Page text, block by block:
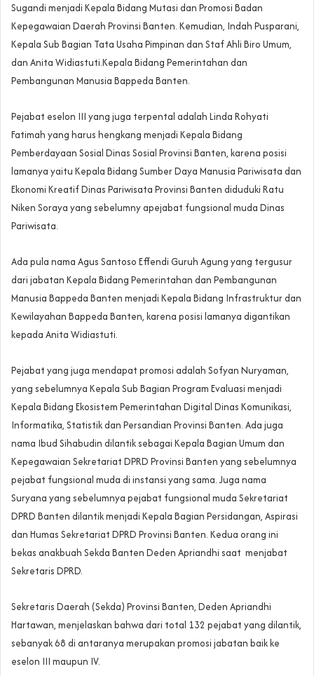
Sugandi menjadi Kepala Bidang Mutasi dan Promosi Badan
Kepegawaian Daerah Provinsi Banten. Kemudian, Indah Pusparani,
Kepala Sub Bagian Tata Usaha Pimpinan dan Staf Ahli Biro Umum,
dan Anita Widiastuti.Kepala Bidang Pemerintahan dan
Pembangunan Manusia Bappeda Banten.
Pejabat eselon III yang juga terpental adalah Linda Rohyati
Fatimah yang harus hengkang menjadi Kepala Bidang
Pemberdayaan Sosial Dinas Sosial Provinsi Banten, karena posisi
lamanya yaitu Kepala Bidang Sumber Daya Manusia Pariwisata dan
Ekonomi Kreatif Dinas Pariwisata Provinsi Banten diduduki Ratu
Niken Soraya yang sebelumny apejabat fungsional muda Dinas
Pariwisata.
Ada pula nama Agus Santoso Effendi Guruh Agung yang tergusur
dari jabatan Kepala Bidang Pemerintahan dan Pembangunan
Manusia Bappeda Banten menjadi Kepala Bidang Infrastruktur dan
Kewilayahan Bappeda Banten, karena posisi lamanya digantikan
kepada Anita Widiastuti.
Pejabat yang juga mendapat promosi adalah Sofyan Nuryaman,
yang sebelumnya Kepala Sub Bagian Program Evaluasi menjadi
Kepala Bidang Ekosistem Pemerintahan Digital Dinas Komunikasi,
Informatika, Statistik dan Persandian Provinsi Banten. Ada juga
nama Ibud Sihabudin dilantik sebagai Kepala Bagian Umum dan
Kepegawaian Sekretariat DPRD Provinsi Banten yang sebelumnya
pejabat fungsional muda di instansi yang sama. Juga nama
Suryana yang sebelumnya pejabat fungsional muda Sekretariat
DPRD Banten dilantik menjadi Kepala Bagian Persidangan, Aspirasi
dan Humas Sekretariat DPRD Provinsi Banten. Kedua orang ini
bekas anakbuah Sekda Banten Deden Apriandhi saat menjabat
Sekretaris DPRD.
Sekretaris Daerah (Sekda) Provinsi Banten, Deden Apriandhi
Hartawan, menjelaskan bahwa dari total 132 pejabat yang dilantik,
sebanyak 68 di antaranya merupakan promosi jabatan baik ke
eselon III maupun IV.